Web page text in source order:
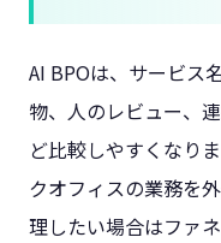
AI BPOは、サービス
物、人のレビュー、
ど比較しやすくなり
クオフィスの業務を
理したい場合はファ